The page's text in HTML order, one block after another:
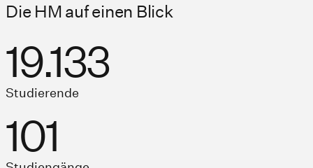
Die HM auf einen Blick
19.133
Studierende
101